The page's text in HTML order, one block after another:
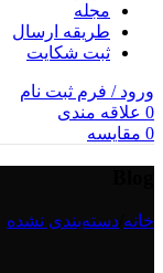
مجله
طریقه ارسال
ثبت شکایت
ورود / فرم ثبت نام
0 علاقه مندی
0 مقایسه
خانه دسته‌بندی نشده